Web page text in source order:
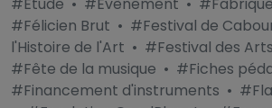
#Félicien Brut • #Festival de
l'Histoire de l'Art • #Festival des
#Fête de la musique • #Fiches
#Financement d'instruments •